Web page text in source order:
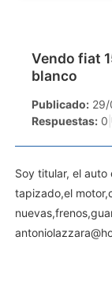
Vendo fiat
blanco
Publicado: 29/
Respuestas: 0
Soy titular, el
tapizado,el